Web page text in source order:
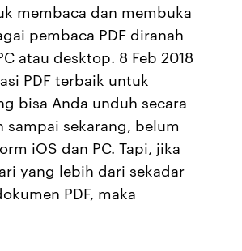
membaca dan membuka
pembaca PDF diranah
atau desktop. 8 Feb 2018
PDF terbaik untuk
bisa Anda unduh secara
sampai sekarang, belum
iOS dan PC. Tapi, jika
yang lebih dari sekadar
PDF, maka